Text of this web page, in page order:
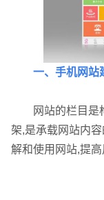
一、手机网站
网站的栏目是构
架,是承载网站内
解和使用网站,提高